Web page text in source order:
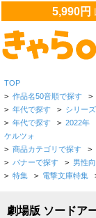
5,990円
TOP
> 作品名50音順で探す >
> 年代で探す > シリー
> 年代で探す > 2022年
ケルツォ
> 商品カテゴリで探す >
> バナーで探す > 男性向
> 特集 > 電撃文庫特集
劇場版 ソードア